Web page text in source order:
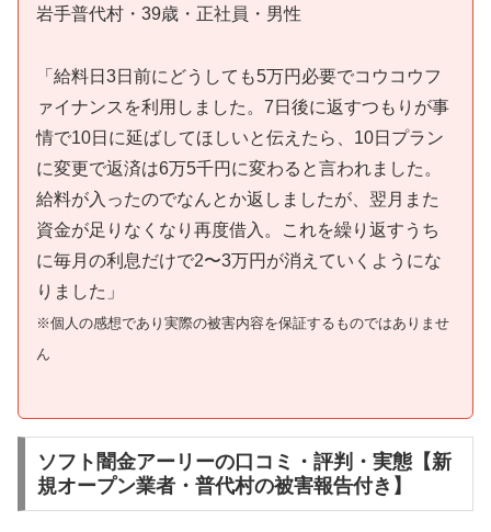
岩手普代村・39歳・正社員・男性
「給料日3日前にどうしても5万円必要でコウコウフ
ァイナンスを利用しました。7日後に返すつもりが事
情で10日に延ばしてほしいと伝えたら、10日プラン
に変更で返済は6万5千円に変わると言われました。
給料が入ったのでなんとか返しましたが、翌月また
資金が足りなくなり再度借入。これを繰り返すうち
に毎月の利息だけで2〜3万円が消えていくようにな
りました」
※個人の感想であり実際の被害内容を保証するものではありませ
ん
ソフト闇金アーリーの口コミ・評判・実態【新
規オープン業者・普代村の被害報告付き】